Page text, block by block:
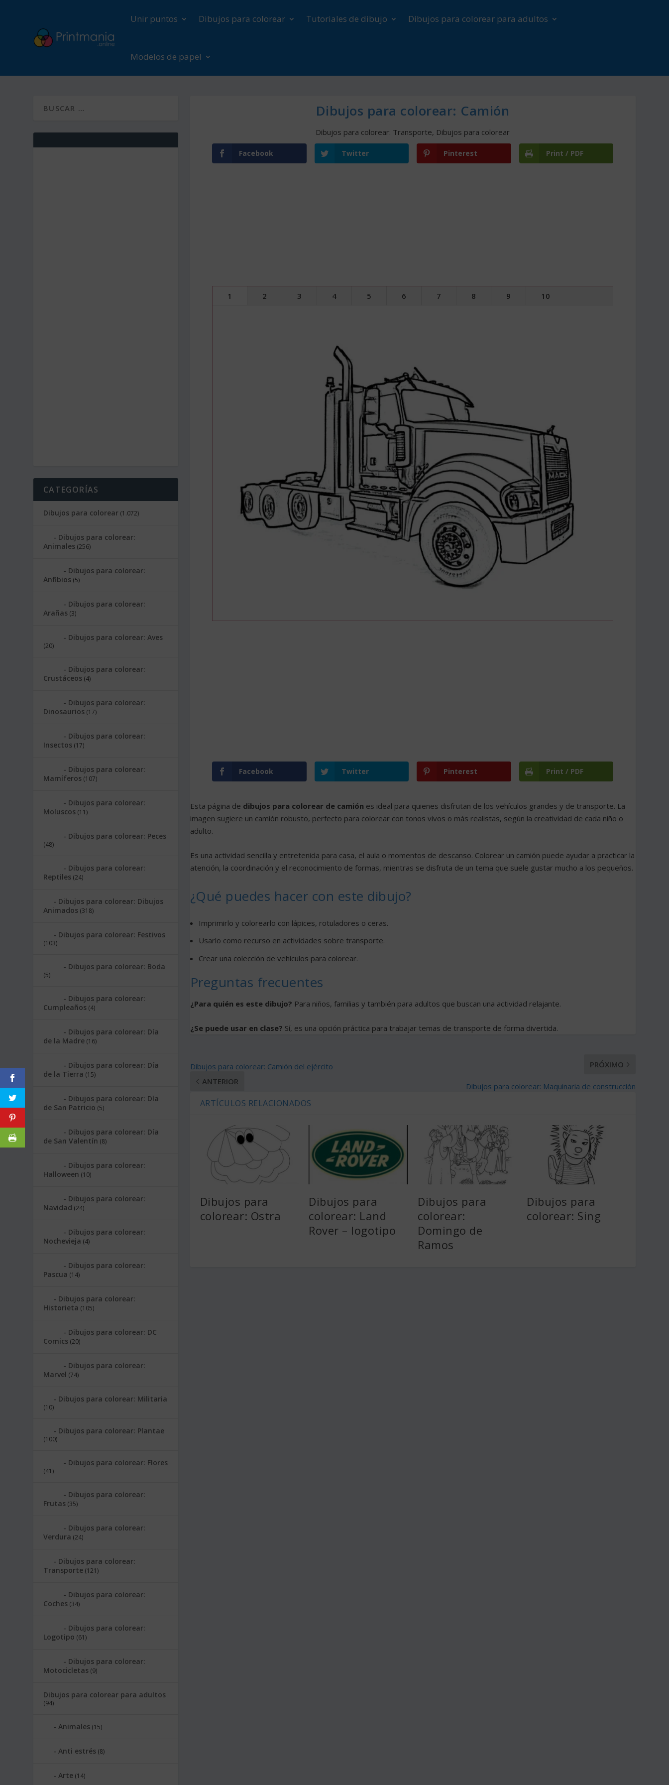
Unir puntos Dibujos para colorear Tutoriales de dibujo Dibujos para colorear para adultos
Modelos de papel
Dibujos para colorear: Camión
Dibujos para colorear: Transporte, Dibujos para colorear
Facebook Twitter Pinterest Print / PDF
1 2 3 4 5 6 7 8 9 10
Facebook Twitter Pinterest Print / PDF
Esta página de dibujos para colorear de camión es ideal para quienes disfrutan de los vehículos grandes y de transporte. La
imagen sugiere un camión robusto, perfecto para colorear con tonos vivos o más realistas, según la creatividad de cada niño o
adulto.
Es una actividad sencilla y entretenida para casa, el aula o momentos de descanso. Colorear un camión puede ayudar a practicar la
atención, la coordinación y el reconocimiento de formas, mientras se disfruta de un tema que suele gustar mucho a los pequeños.
¿Qué puedes hacer con este dibujo?
Imprimirlo y colorearlo con lápices, rotuladores o ceras.
Usarlo como recurso en actividades sobre transporte.
Crear una colección de vehículos para colorear.
Preguntas frecuentes
¿Para quién es este dibujo? Para niños, familias y también para adultos que buscan una actividad relajante.
¿Se puede usar en clase? Sí, es una opción práctica para trabajar temas de transporte de forma divertida.
Dibujos para colorear: Camión del ejército
ANTERIOR
PRÓXIMO
Dibujos para colorear: Maquinaria de construcción
ARTÍCULOS RELACIONADOS
Dibujos para
colorear: Ostra
Dibujos para
colorear: Land
Rover – logotipo
Dibujos para
colorear:
Domingo de
Ramos
Dibujos para
colorear: Sing
CATEGORÍAS
Dibujos para colorear (1.072)
Dibujos para colorear:
Animales (256)
Dibujos para colorear:
Anfibios (5)
Dibujos para colorear:
Arañas (3)
Dibujos para colorear: Aves
(20)
Dibujos para colorear:
Crustáceos (4)
Dibujos para colorear:
Dinosaurios (17)
Dibujos para colorear:
Insectos (17)
Dibujos para colorear:
Mamíferos (107)
Dibujos para colorear:
Moluscos (11)
Dibujos para colorear: Peces
(48)
Dibujos para colorear:
Reptiles (24)
Dibujos para colorear: Dibujos
Animados (318)
Dibujos para colorear: Festivos
(103)
Dibujos para colorear: Boda
(5)
Dibujos para colorear:
Cumpleaños (4)
Dibujos para colorear: Día
de la Madre (16)
Dibujos para colorear: Día
de la Tierra (15)
Dibujos para colorear: Día
de San Patricio (5)
Dibujos para colorear: Día
de San Valentín (8)
Dibujos para colorear:
Halloween (10)
Dibujos para colorear:
Navidad (24)
Dibujos para colorear:
Nochevieja (4)
Dibujos para colorear:
Pascua (14)
Dibujos para colorear:
Historieta (105)
Dibujos para colorear: DC
Comics (20)
Dibujos para colorear:
Marvel (74)
Dibujos para colorear: Militaria
(10)
Dibujos para colorear: Plantae
(100)
Dibujos para colorear: Flores
(41)
Dibujos para colorear:
Frutas (35)
Dibujos para colorear:
Verdura (24)
Dibujos para colorear:
Transporte (121)
Dibujos para colorear:
Coches (34)
Dibujos para colorear:
Logotipo (61)
Dibujos para colorear:
Motocicletas (9)
Dibujos para colorear para adultos
(94)
Animales (15)
Anti estrés (8)
Arte (14)